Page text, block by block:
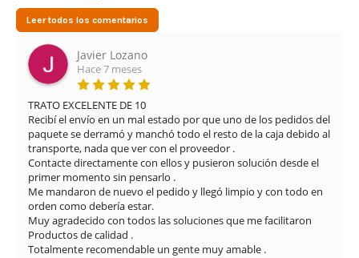
Leer todos los comentarios
Javier Lozano
Hace 7 meses
TRATO EXCELENTE DE 10
Recibí el envío en un mal estado por que uno de los pedidos del
paquete se derramó y manchó todo el resto de la caja debido al
transporte, nada que ver con el proveedor .
Contacte directamente con ellos y pusieron solución desde el
primer momento sin pensarlo .
Me mandaron de nuevo el pedido y llegó limpio y con todo en
orden como debería estar.
Muy agradecido con todos las soluciones que me facilitaron
Productos de calidad .
Totalmente recomendable un gente muy amable .